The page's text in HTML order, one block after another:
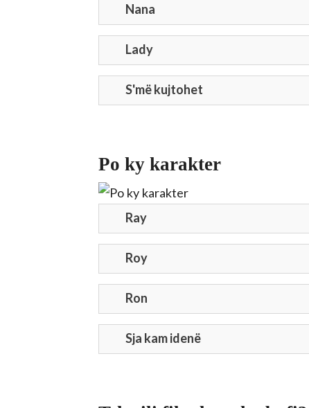
Nana
Lady
S'më kujtohet
Po ky karakter
Ray
Roy
Ron
Sja kam idenë